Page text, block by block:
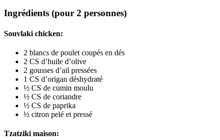
Ingrédients (pour 2 personnes)
Souvlaki chicken:
2 blancs de poulet coupés en dés
2 CS d’huile d’olive
2 gousses d’ail pressées
1 CS d’origan déshydraté
½ CS de cumin moulu
½ CS de coriandre
½ CS de paprika
½ citron pelé et pressé
Tzatziki maison: